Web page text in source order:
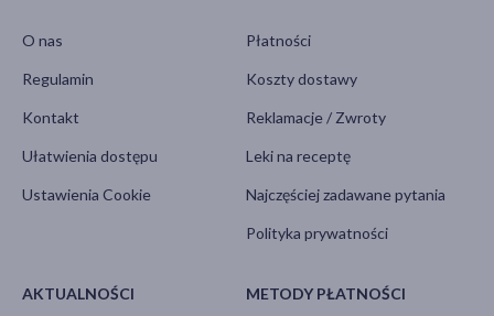
O nas
Regulamin
Kontakt
Ułatwienia dostępu
Ustawienia Cookie
Płatności
Koszty dostawy
Reklamacje / Zwroty
Leki na receptę
Najczęściej zadawane pytania
Polityka prywatności
AKTUALNOŚCI METODY PŁATNOŚCI